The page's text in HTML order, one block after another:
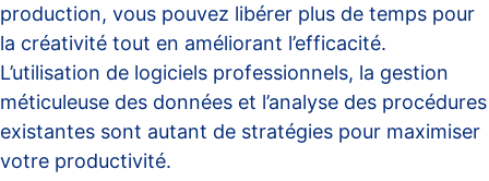
production, vous pouvez libérer plus de temps pour
la créativité tout en améliorant l’efficacité.
L’utilisation de logiciels professionnels, la gestion
méticuleuse des données et l’analyse des procédures
existantes sont autant de stratégies pour maximiser
votre productivité.